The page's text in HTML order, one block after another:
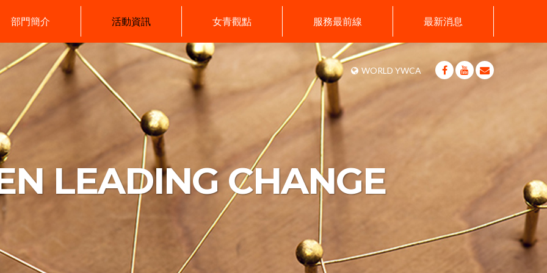
部門簡介 活動資訊 女青觀點 服務最前線 最新消息
WORLD YWCA
LEADING CHANGE